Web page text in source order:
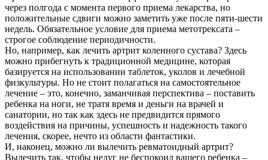
через полгода с момента первого приема лекарства, но
положительные сдвиги можно заметить уже после пяти-шести
недель. Обязательное условие для приема метотрексата –
строгое соблюдение периодичности.
Но, например, как лечить артрит коленного сустава? Здесь
можно прибегнуть к традиционной медицине, которая
базируется на использовании таблеток, уколов и лечебной
физкультуры. Но не стоит полагаться на самостоятельное
лечение – это, конечно, заманчивая перспектива – поставить
ребенка на ноги, не тратя время и деньги на врачей и
санатории, но так как здесь не предвидится прямого
воздействия на причины, успешность и надежность такого
лечения, скорее, нечто из области фантастики.
И, наконец, можно ли вылечить ревматоидный артрит?
Вылечить так, чтобы недуг не беспокоил вашего ребенка –